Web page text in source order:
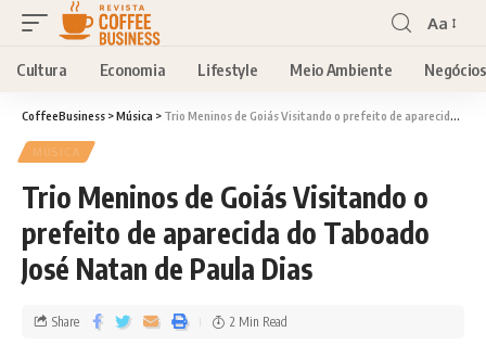
Aa
Cultura Economia Lifestyle Meio Ambiente Negócios
CoffeeBusiness >Música > Trio Meninos de Goiás Visitando o prefeito de aparecida do Taboado José Natan de Paula Dias
MÚSICA
Trio Meninos de Goiás Visitando o
prefeito de aparecida do Taboado
José Natan de Paula Dias
Share 2 Min Read